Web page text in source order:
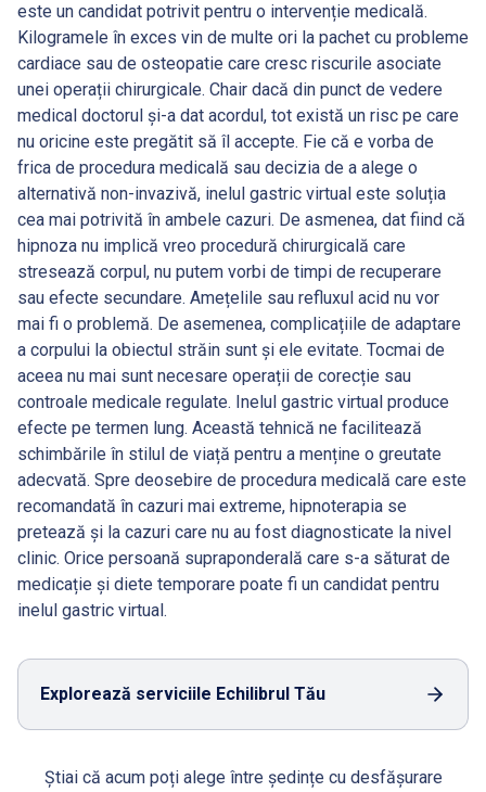
este un candidat potrivit pentru o intervenție medicală.
Kilogramele în exces vin de multe ori la pachet cu probleme
cardiace sau de osteopatie care cresc riscurile asociate
unei operații chirurgicale. Chair dacă din punct de vedere
medical doctorul și-a dat acordul, tot există un risc pe care
nu oricine este pregătit să îl accepte. Fie că e vorba de
frica de procedura medicală sau decizia de a alege o
alternativă non-invazivă, inelul gastric virtual este soluția
cea mai potrivită în ambele cazuri. De asmenea, dat fiind că
hipnoza nu implică vreo procedură chirurgicală care
stresează corpul, nu putem vorbi de timpi de recuperare
sau efecte secundare. Amețelile sau refluxul acid nu vor
mai fi o problemă. De asemenea, complicațiile de adaptare
a corpului la obiectul străin sunt și ele evitate. Tocmai de
aceea nu mai sunt necesare operații de corecție sau
controale medicale regulate. Inelul gastric virtual produce
efecte pe termen lung. Această tehnică ne facilitează
schimbările în stilul de viață pentru a menține o greutate
adecvată. Spre deosebire de procedura medicală care este
recomandată în cazuri mai extreme, hipnoterapia se
pretează și la cazuri care nu au fost diagnosticate la nivel
clinic. Orice persoană supraponderală care s-a săturat de
medicație și diete temporare poate fi un candidat pentru
inelul gastric virtual.
Explorează serviciile Echilibrul Tău
Știai că acum poți alege între ședințe cu desfășurare